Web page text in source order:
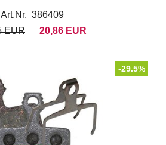
Art.Nr. 386409
EUR
20,86 EUR
-29.5%